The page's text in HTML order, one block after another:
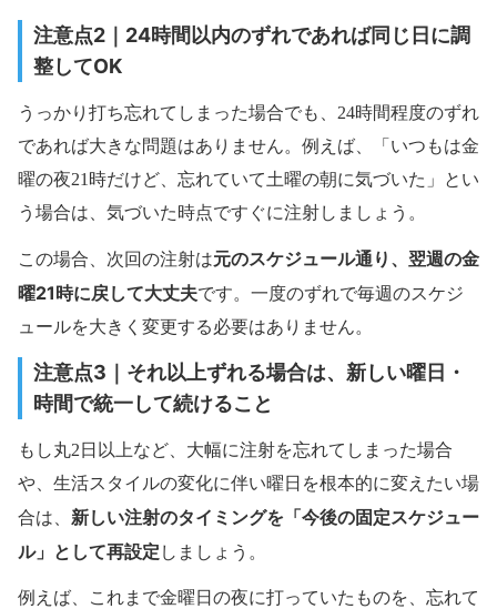
注意点2｜24時間以内のずれであれば同じ日に調
整してOK
うっかり打ち忘れてしまった場合でも、24時間程度のずれ
であれば大きな問題はありません。例えば、「いつもは金
曜の夜21時だけど、忘れていて土曜の朝に気づいた」とい
う場合は、気づいた時点ですぐに注射しましょう。
この場合、次回の注射は元のスケジュール通り、翌週の金
曜21時に戻して大丈夫です。一度のずれで毎週のスケジ
ュールを大きく変更する必要はありません。
注意点3｜それ以上ずれる場合は、新しい曜日・
時間で統一して続けること
もし丸2日以上など、大幅に注射を忘れてしまった場合
や、生活スタイルの変化に伴い曜日を根本的に変えたい場
合は、 新しい注射のタイミングを「今後の固定スケジュー
ル」として再設定 しましょう。
例えば、これまで金曜日の夜に打っていたものを、忘れて